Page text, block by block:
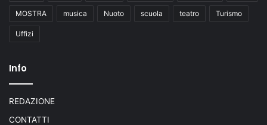
MOSTRA musica Nuoto scuola teatro Turismo
Uffizi
Info
REDAZIONE
CONTATTI